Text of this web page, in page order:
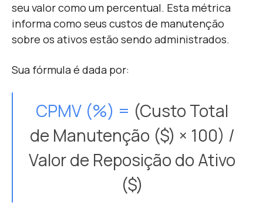
seu valor como um percentual. Esta métrica
informa como seus custos de manutenção
sobre os ativos estão sendo administrados.
Sua fórmula é dada por:
CPMV (%) = (Custo Total
de Manutenção ($) × 100) /
Valor de Reposição do Ativo
($)